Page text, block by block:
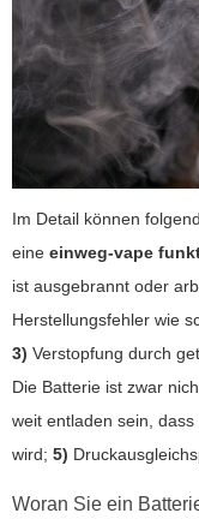
Im Detail können
eine einweg-vape
ist ausgebrannt oder
Herstellungsfehler wie
3) Verstopfung durch
Die Batterie ist zwar
weit entladen sein,
wird; 5)
Woran Sie ein